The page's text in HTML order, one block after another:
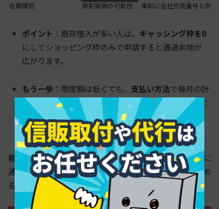
在籍確認
原則実施の可能性 事前に会社代表番号と所
ポイント ：既存借入が多い人は、 キャッシング枠を0
にしてショッピング枠のみで申請すると通過余地が
広がります。
もう一歩 ：限度額は低くても、 支払い方法で毎月の計
画を立てやすくなります。リボ払いは使い方を誤ると
負担が増えるため、手数料を理解してから設定して
ください。
番号手順の観点では、申込前に借入状況を整理し、審査に
通りやすい「低枠スタート→利用実績→増額」の順で進め
ることが鍵です。